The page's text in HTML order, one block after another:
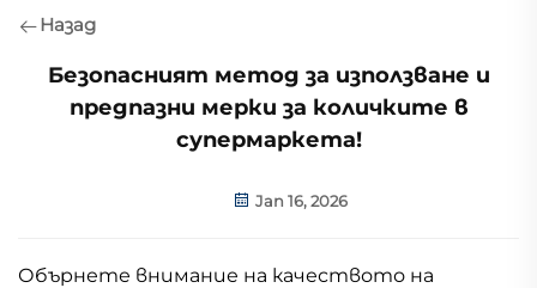
Назад
Безопасният метод за използване и
предпазни мерки за количките в
супермаркета!
Jan 16, 2026
Обърнете внимание на качеството на